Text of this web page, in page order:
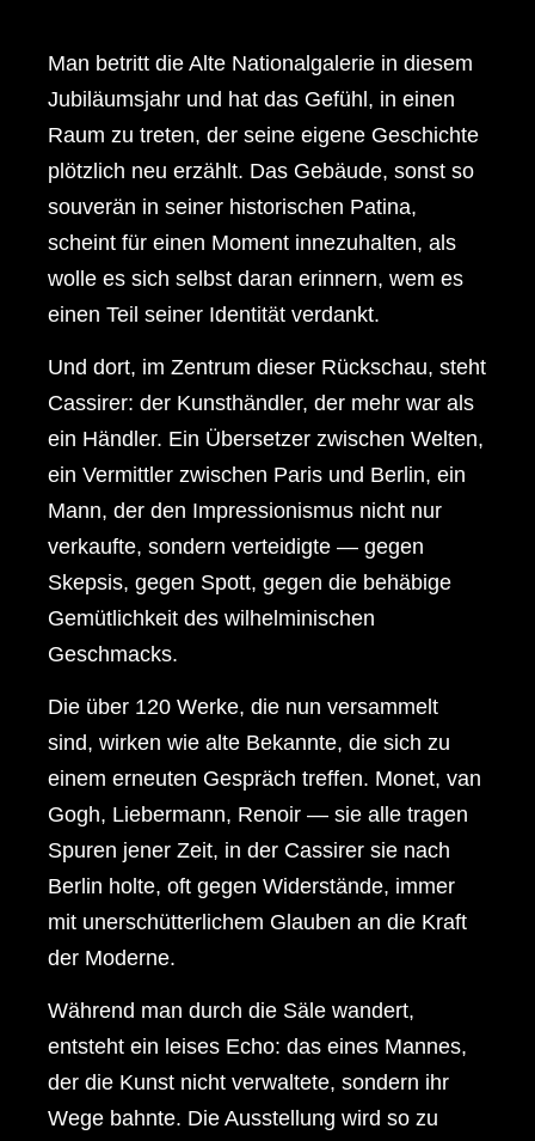
Man betritt die Alte Nationalgalerie in diesem
Jubiläumsjahr und hat das Gefühl, in einen
Raum zu treten, der seine eigene Geschichte
plötzlich neu erzählt. Das Gebäude, sonst so
souverän in seiner historischen Patina,
scheint für einen Moment innezuhalten, als
wolle es sich selbst daran erinnern, wem es
einen Teil seiner Identität verdankt.
Und dort, im Zentrum dieser Rückschau, steht
Cassirer: der Kunsthändler, der mehr war als
ein Händler. Ein Übersetzer zwischen Welten,
ein Vermittler zwischen Paris und Berlin, ein
Mann, der den Impressionismus nicht nur
verkaufte, sondern verteidigte — gegen
Skepsis, gegen Spott, gegen die behäbige
Gemütlichkeit des wilhelminischen
Geschmacks.
Die über 120 Werke, die nun versammelt
sind, wirken wie alte Bekannte, die sich zu
einem erneuten Gespräch treffen. Monet, van
Gogh, Liebermann, Renoir — sie alle tragen
Spuren jener Zeit, in der Cassirer sie nach
Berlin holte, oft gegen Widerstände, immer
mit unerschütterlichem Glauben an die Kraft
der Moderne.
Während man durch die Säle wandert,
entsteht ein leises Echo: das eines Mannes,
der die Kunst nicht verwaltete, sondern ihr
Wege bahnte. Die Ausstellung wird so zu